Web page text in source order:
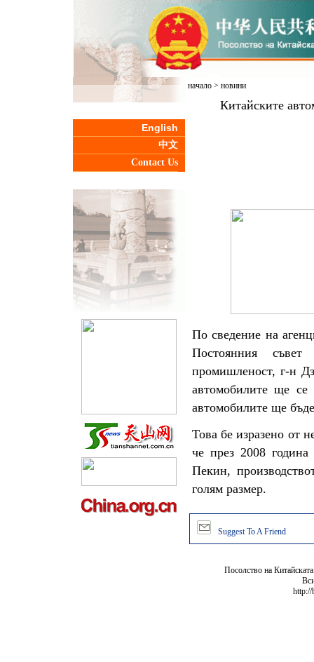
English
中文
Contact Us
начало> новини
Китайските
По сведение на
Постоянния
промишленост, г-н
автомобилите ще
автомобилите ще
Това бе изразено от
че през 2008
Пекин,
голям размер.
Suggest To A Friend
Посолство на
http://